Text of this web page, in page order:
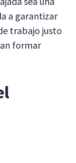
a garantizar
trabajo justo
formar